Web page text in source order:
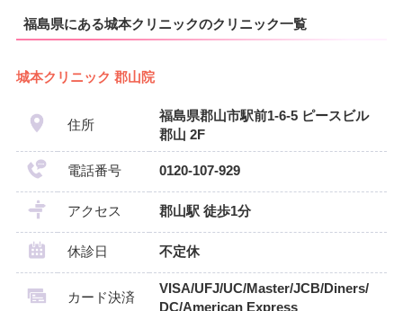
福島県にある城本クリニックのクリニック一覧
城本クリニック 郡山院
住所
福島県郡山市駅前1-6-5 ピースビル
郡山 2F
電話番号 0120-107-929
アクセス 郡山駅 徒歩1分
休診日 不定休
カード決済
VISA/UFJ/UC/Master/JCB/Diners/
DC/American Express